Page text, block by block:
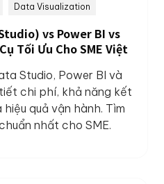
Data Visualization
vs Power BI vs
Tối Ưu Cho SME Việt
Studio, Power BI và
chi phí, khả năng kết
quả vận hành. Tìm
nhất cho SME.